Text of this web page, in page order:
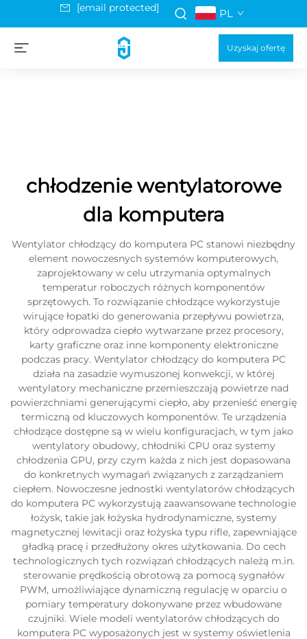
[email protected] PL
Uzyskaj ofertę
chłodzenie wentylatorowe
dla komputera
Wentylator chłodzący do komputera PC stanowi niezbędny
element nowoczesnych systemów komputerowych,
zaprojektowany w celu utrzymania optymalnych
temperatur roboczych różnych komponentów
sprzętowych. To rozwiązanie chłodzące wykorzystuje
wirujące łopatki do generowania przepływu powietrza,
który odprowadza ciepło wytwarzane przez procesory,
karty graficzne oraz inne komponenty elektroniczne
podczas pracy. Wentylator chłodzący do komputera PC
działa na zasadzie wymuszonej konwekcji, w której
wentylatory mechaniczne przemieszczają powietrze nad
powierzchniami generującymi ciepło, aby przenieść energię
termiczną od kluczowych komponentów. Te urządzenia
chłodzące dostępne są w wielu konfiguracjach, w tym jako
wentylatory obudowy, chłodniki CPU oraz systemy
chłodzenia GPU, przy czym każda z nich jest dopasowana
do konkretnych wymagań związanych z zarządzaniem
ciepłem. Nowoczesne jednostki wentylatorów chłodzących
do komputera PC wykorzystują zaawansowane technologie
łożysk, takie jak łożyska hydrodynamiczne, systemy
magnetycznej lewitacji oraz łożyska typu rifle, zapewniające
gładką pracę i przedłużony okres użytkowania. Do cech
technologicznych tych rozwiązań chłodzących należą m.in.
sterowanie prędkością obrotową za pomocą sygnałów
PWM, umożliwiające dynamiczną regulację w oparciu o
pomiary temperatury dokonywane przez wbudowane
czujniki. Wiele modeli wentylatorów chłodzących do
komputera PC wyposażonych jest w systemy oświetlenia